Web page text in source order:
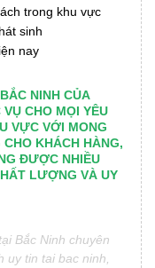
trong khu vực
sinh
nay
NINH CỦA
CHO MỌI YÊU
VỰC VỚI MONG
KHÁCH HÀNG,
ĐƯỢC NHIỀU
LƯỢNG VÀ UY
Bắc Ninh chuyên
uy tin tai bac ninh,